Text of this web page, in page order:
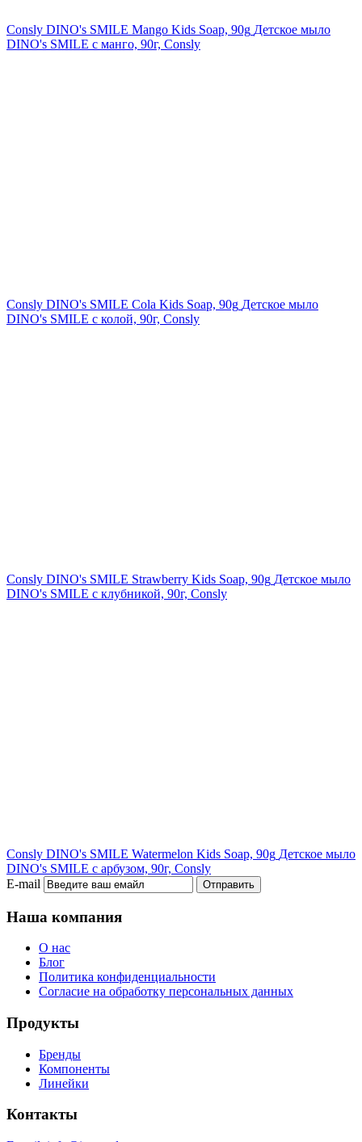
Consly DINO's SMILE Mango Kids Soap, 90g Детское мыло
DINO's SMILE с манго, 90г, Consly
Consly DINO's SMILE Cola Kids Soap, 90g Детское мыло
DINO's SMILE с колой, 90г, Consly
Consly DINO's SMILE Strawberry Kids Soap, 90g Детское мыло
DINO's SMILE с клубникой, 90г, Consly
Consly DINO's SMILE Watermelon Kids Soap, 90g Детское мыло
DINO's SMILE с арбузом, 90г, Consly
E-mail
Отправить
Наша компания
О нас
Блог
Политика конфиденциальности
Согласие на обработку персональных данных
Продукты
Бренды
Компоненты
Линейки
Контакты